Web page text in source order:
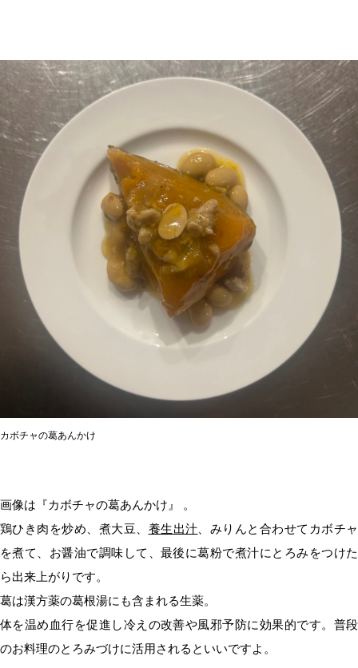
カボチャの葛あんかけ
画像は『カボチャの葛あんかけ』 。
鶏ひき肉を炒め、煮大豆、 養生出汁 、みりんと合わせてカボチャ
を煮て、お醤油で調味して、最後に葛粉で煮汁にとろみをつけた
ら出来上がりです。
葛は漢方薬の葛根湯にも含まれる生薬。
体を温め血行を促進し冷えの改善や風邪予防に効果的です。普段
のお料理のとろみづけに活用されるといいですよ。